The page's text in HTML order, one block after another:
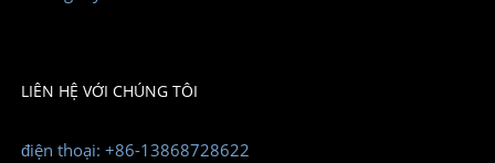
LIÊN HỆ VỚI CHÚNG TÔI
điện thoại: +86-13868728622